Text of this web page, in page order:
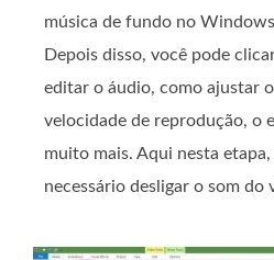
música de fundo no
Depois disso, você pode
editar o áudio, como ajustar
velocidade de reprodução, o
muito mais. Aqui nesta
necessário desligar o som do